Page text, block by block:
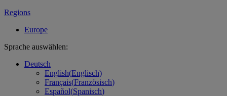
Regions
Europe
Sprache auswählen:
Deutsch
English(Englisch)
Français(Französisch)
Español(Spanisch)